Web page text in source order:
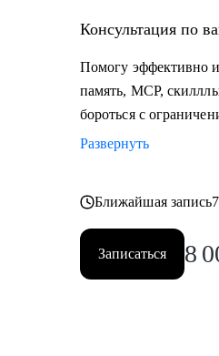
Консультация по
Помогу эффективно
память, MCP,
бороться с
Развернуть
Ближайшая запись
Записаться 8